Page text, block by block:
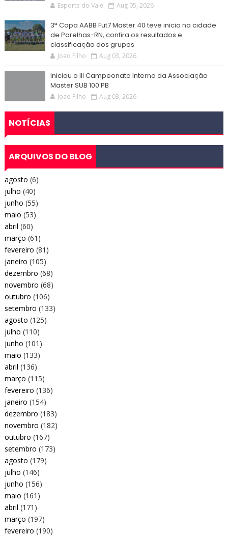
Esporte do Vale Aug 05, 2026
3ª Copa AABB Fut7 Master 40 teve inicio na cidade
de Parelhas-RN, confira os resultados e
classificação dos grupos
Joao Filho Aug 03, 2026
Iniciou o III Campeonato Interno da Associação
Master SUB 100 PB
Joao Filho Aug 03, 2026
NOTÍCIAS
ARQUIVOS DO BLOG
agosto (6)
julho (40)
junho (55)
maio (53)
abril (60)
março (61)
fevereiro (81)
janeiro (105)
dezembro (68)
novembro (68)
outubro (106)
setembro (133)
agosto (125)
julho (110)
junho (101)
maio (133)
abril (136)
março (115)
fevereiro (136)
janeiro (154)
dezembro (183)
novembro (182)
outubro (167)
setembro (173)
agosto (179)
julho (146)
junho (156)
maio (161)
abril (171)
março (197)
fevereiro (190)